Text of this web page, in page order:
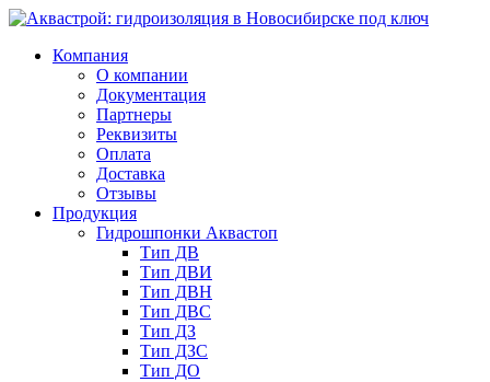
Компания
О компании
Документация
Партнеры
Реквизиты
Оплата
Доставка
Отзывы
Продукция
Гидрошпонки Аквастоп
Тип ДВ
Тип ДВИ
Тип ДВН
Тип ДВС
Тип ДЗ
Тип ДЗС
Тип ДО